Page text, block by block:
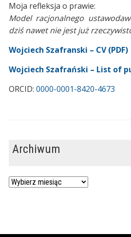
Archiwum
Archiwum
Moja refleksja o prawie:
Model racjonalnego
dziś nawet nie jest już
Wojciech Szafranski – CV (PDF)
Wojciech Szafrański – List of
ORCID: 0000-0001-8420-4673